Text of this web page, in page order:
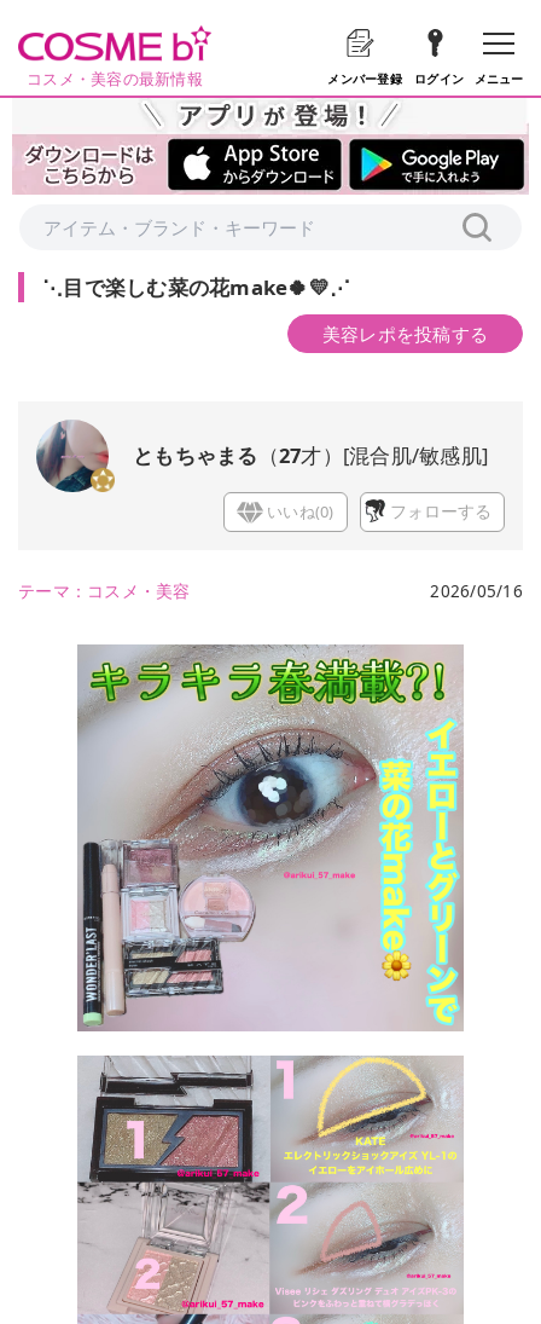
コスメ・美容の最新情報 メンバー登録 ログイン メニュー
⋱目で楽しむ菜の花make🍀💛⋰
美容レポを投稿する
ともちゃまる （27才） [混合肌/敏感肌]
いいね(0) フォローする
テーマ： コスメ・美容 2026/05/16